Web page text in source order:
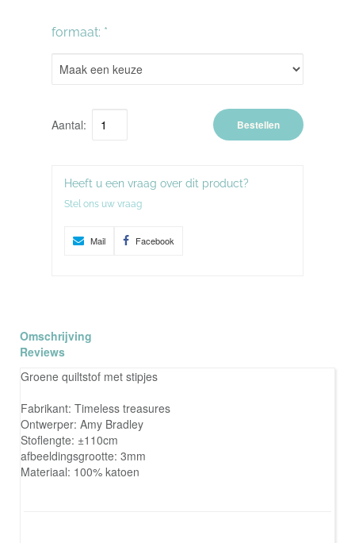
formaat: *
Aantal: Bestellen
Heeft u een vraag over dit product?
Stel ons uw vraag
Mail Facebook
Omschrijving
Reviews
Groene quiltstof met stipjes
Fabrikant: Timeless treasures
Ontwerper: Amy Bradley
Stoflengte: ±110cm
afbeeldingsgrootte: 3mm
Materiaal: 100% katoen